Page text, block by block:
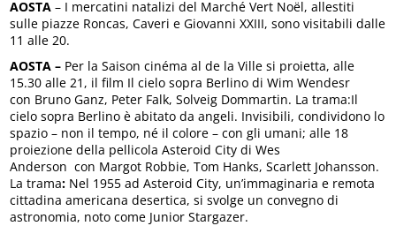
AOSTA – I mercatini natalizi del Marché Vert Noël, allestiti
sulle piazze Roncas, Caveri e Giovanni XXIII, sono visitabili dalle
11 alle 20.
AOSTA – Per la Saison cinéma al de la Ville si proietta, alle
15.30 alle 21, il film Il cielo sopra Berlino di Wim Wendesr
con Bruno Ganz, Peter Falk, Solveig Dommartin. La trama:Il
cielo sopra Berlino è abitato da angeli. Invisibili, condividono lo
spazio – non il tempo, né il colore – con gli umani; alle 18
proiezione della pellicola Asteroid City di Wes
Anderson con Margot Robbie, Tom Hanks, Scarlett Johansson.
La trama: Nel 1955 ad Asteroid City, un’immaginaria e remota
cittadina americana desertica, si svolge un convegno di
astronomia, noto come Junior Stargazer.